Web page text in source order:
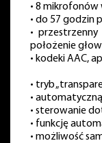
• 8 mikrofonów
• do 57 godzin
•
położenie
• kodeki AAC,
• tryb
•
• sterowanie
• funkcję
• możliwość